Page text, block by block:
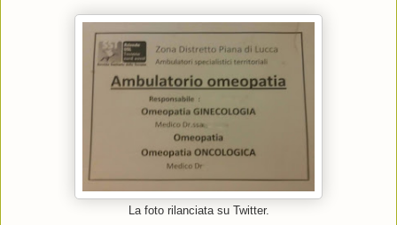
La foto rilanciata su Twitter.